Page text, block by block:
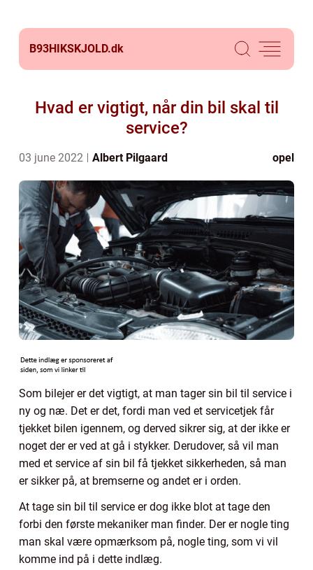
B93HIKSKJOLD.dk
Hvad er vigtigt, når din bil skal til
service?
03 june 2022 Albert Pilgaard opel
Som bilejer er det vigtigt, at man tager sin bil til service i
ny og næ. Det er det, fordi man ved et servicetjek får
tjekket bilen igennem, og derved sikrer sig, at der ikke er
noget der er ved at gå i stykker. Derudover, så vil man
med et service af sin bil få tjekket sikkerheden, så man
er sikker på, at bremserne og andet er i orden.
At tage sin bil til service er dog ikke blot at tage den
forbi den første mekaniker man finder. Der er nogle ting
man skal være opmærksom på, nogle ting, som vi vil
komme ind på i dette indlæg.